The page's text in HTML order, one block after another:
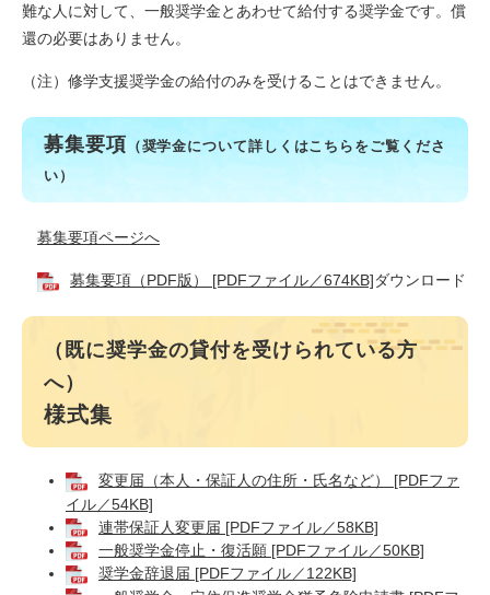
難な人に対して、一般奨学金とあわせて給付する奨学金です。償
還の必要はありません。
（注）修学支援奨学金の給付のみを受けることはできません。
募集要項 （奨学金について詳しくはこちらをご覧くださ
い）
募集要項ページへ
募集要項（PDF版） [PDFファイル／674KB]ダウンロード
（既に奨学金の貸付を受けられている方
へ）
様式集
変更届（本人・保証人の住所・氏名など） [PDFファ
イル／54KB]
連帯保証人変更届 [PDFファイル／58KB]
一般奨学金停止・復活願 [PDFファイル／50KB]
奨学金辞退届 [PDFファイル／122KB]